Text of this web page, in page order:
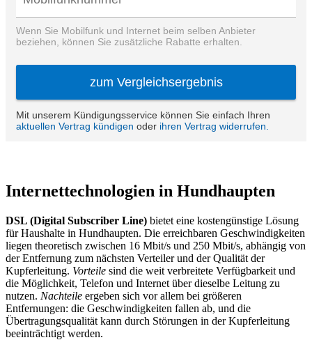
Internettechnologien in Hundhaupten
DSL (Digital Subscriber Line) bietet eine kostengünstige Lösung
für Haushalte in Hundhaupten. Die erreichbaren Geschwindigkeiten
liegen theoretisch zwischen 16 Mbit/s und 250 Mbit/s, abhängig von
der Entfernung zum nächsten Verteiler und der Qualität der
Kupferleitung. Vorteile sind die weit verbreitete Verfügbarkeit und
die Möglichkeit, Telefon und Internet über dieselbe Leitung zu
nutzen. Nachteile ergeben sich vor allem bei größeren
Entfernungen: die Geschwindigkeiten fallen ab, und die
Übertragungsqualität kann durch Störungen in der Kupferleitung
beeinträchtigt werden.